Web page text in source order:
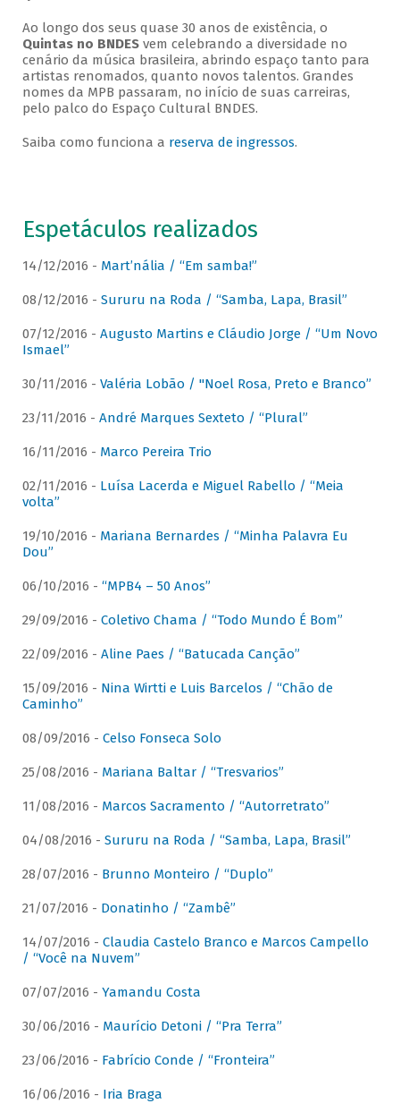
Ao longo dos seus quase 30 anos de existência, o
Quintas no BNDESvem celebrando a diversidade no
cenário da música brasileira, abrindo espaço tanto para
artistas renomados, quanto novos talentos. Grandes
nomes da MPB passaram, no início de suas carreiras,
pelo palco do Espaço Cultural BNDES.
Saiba como funciona a reserva de ingressos.
Espetáculos realizados
14/12/2016 - Mart’nália / “Em samba!”
08/12/2016 - Sururu na Roda / “Samba, Lapa, Brasil”
07/12/2016 - Augusto Martins e Cláudio Jorge / “Um Novo
Ismael”
30/11/2016 - Valéria Lobão / "Noel Rosa, Preto e Branco”
23/11/2016 - André Marques Sexteto / “Plural”
16/11/2016 - Marco Pereira Trio
02/11/2016 - Luísa Lacerda e Miguel Rabello / “Meia
volta”
19/10/2016 - Mariana Bernardes / “Minha Palavra Eu
Dou”
06/10/2016 - “MPB4 – 50 Anos”
29/09/2016 - Coletivo Chama / “Todo Mundo É Bom”
22/09/2016 - Aline Paes / “Batucada Canção”
15/09/2016 - Nina Wirtti e Luis Barcelos / “Chão de
Caminho”
08/09/2016 - Celso Fonseca Solo
25/08/2016 - Mariana Baltar / “Tresvarios”
11/08/2016 - Marcos Sacramento / “Autorretrato”
04/08/2016 - Sururu na Roda / “Samba, Lapa, Brasil”
28/07/2016 - Brunno Monteiro / “Duplo”
21/07/2016 - Donatinho / “Zambê”
14/07/2016 - Claudia Castelo Branco e Marcos Campello
/ “Você na Nuvem”
07/07/2016 - Yamandu Costa
30/06/2016 - Maurício Detoni / “Pra Terra”
23/06/2016 - Fabrício Conde / “Fronteira”
16/06/2016 - Iria Braga